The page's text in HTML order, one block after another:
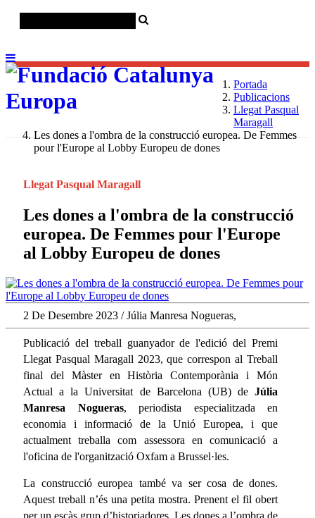
Portada
Publicacions
Llegat Pasqual
Maragall
Les dones a l'ombra de la construcció europea. De Femmes
pour l'Europe al Lobby Europeu de dones
Llegat Pasqual Maragall
Les dones a l'ombra de la construcció
europea. De Femmes pour l'Europe
al Lobby Europeu de dones
2 De Desembre 2023 / Júlia Manresa Nogueras,
Publicació del treball guanyador de l'edició del Premi
Llegat Pasqual Maragall 2023, que correspon al Treball
final del Màster en Història Contemporània i Món
Actual a la Universitat de Barcelona (UB) de Júlia
Manresa Nogueras, periodista especialitzada en
economia i informació de la Unió Europea, i que
actualment treballa com assessora en comunicació a
l'oficina de l'organització Oxfam a Brussel·les.
La construcció europea també va ser cosa de dones.
Aquest treball n’és una petita mostra. Prenent el fil obert
per un escàs grup d’historiadores, Les dones a l’ombra de